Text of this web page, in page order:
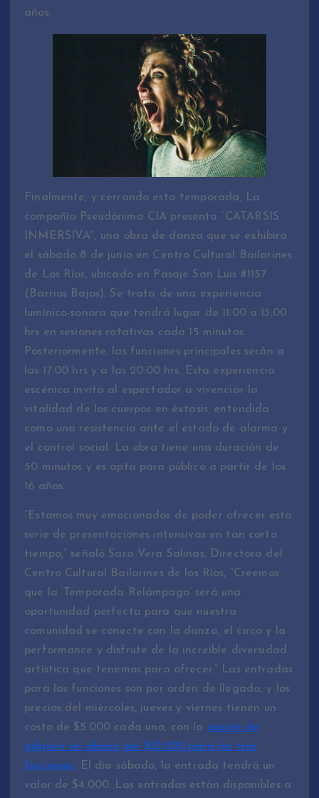
años.
Finalmente, y cerrando esta temporada, La
compañía Pseudónima CIA presenta “CATARSIS
INMERSIVA”, una obra de danza que se exhibirá
el sábado 8 de junio en Centro Cultural Bailarines
de Los Ríos, ubicado en Pasaje San Luis #1157
(Barrios Bajos). Se trata de una experiencia
lumínico-sonora que tendrá lugar de 11:00 a 13:00
hrs en sesiones rotativas cada 15 minutos.
Posteriormente, las funciones principales serán a
las 17:00 hrs y a las 20:00 hrs. Esta experiencia
escénica invita al espectador a vivenciar la
vitalidad de los cuerpos en éxtasis, entendida
como una resistencia ante el estado de alarma y
el control social. La obra tiene una duración de
50 minutos y es apta para público a partir de los
16 años.
“Estamos muy emocionados de poder ofrecer esta
serie de presentaciones intensivas en tan corto
tiempo,” señaló Sara Vera Salinas, Directora del
Centro Cultural Bailarines de los Ríos, “Creemos
que la ‘Temporada Relámpago’ será una
oportunidad perfecta para que nuestra
comunidad se conecte con la danza, el circo y la
performance y disfrute de la increíble diversidad
artística que tenemos para ofrecer.” Las entradas
para las funciones son por orden de llegada, y los
precios del miércoles, jueves y viernes tienen un
costo de $5.000 cada una, con la opción de
adquirir un abono por $10.000 para las tres
funciones. El día sábado, la entrada tendrá un
valor de $4.000. Las entradas están disponibles a